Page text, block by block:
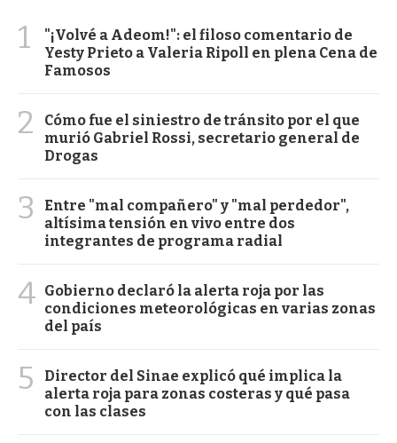
1
"¡Volvé a Adeom!": el filoso comentario de
Yesty Prieto a Valeria Ripoll en plena Cena de
Famosos
2
Cómo fue el siniestro de tránsito por el que
murió Gabriel Rossi, secretario general de
Drogas
3
Entre "mal compañero" y "mal perdedor",
altísima tensión en vivo entre dos
integrantes de programa radial
4 Gobierno declaró la alerta roja por las
condiciones meteorológicas en varias zonas
del país
5
Director del Sinae explicó qué implica la
alerta roja para zonas costeras y qué pasa
con las clases